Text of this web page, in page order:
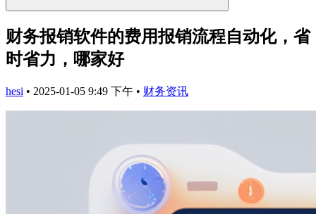
财务报销软件的费用报销流程自动化，省
时省力，哪家好
hesi • 2025-01-05 9:49 下午 • 财务资讯